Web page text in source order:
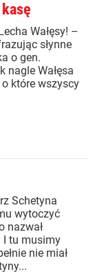
Wałęsy! –
słynne
o gen.
nagle Wałęsa
które wszyscy
Schetyna
wytoczyć
nazwał
I tu musimy
nie miał